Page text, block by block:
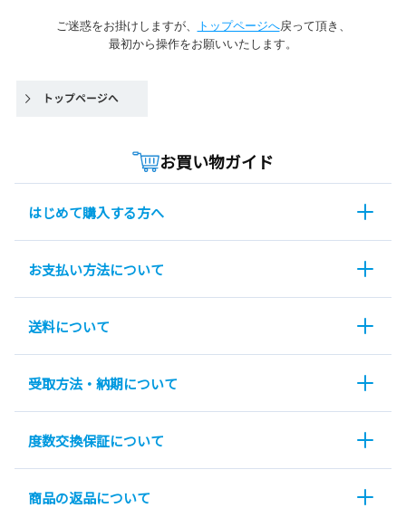
ご迷惑をお掛けしますが、 トップページへ戻って頂き、
最初から操作をお願いいたします。
お買い物ガイド
はじめて購入する方へ
お支払い方法について
送料について
受取方法・納期について
度数交換保証について
商品の返品について